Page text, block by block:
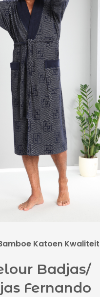
Katoen
Badjas/
Fernando